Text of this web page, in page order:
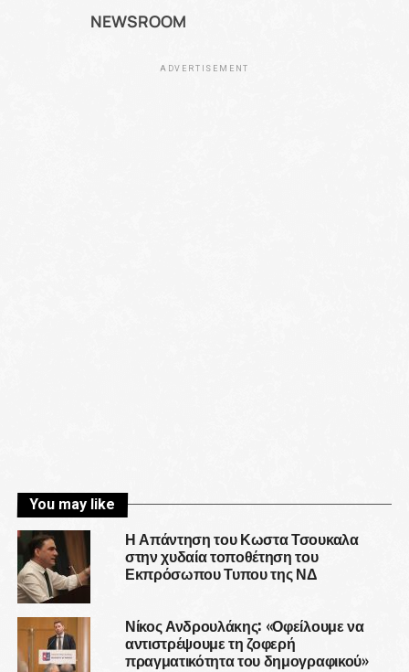
NEWSROOM
ADVERTISEMENT
You may like
Η Απάντηση του Κωστα Τσουκαλα
στην χυδαία τοποθέτηση του
Εκπρόσωπου Τυπου της ΝΔ
Νίκος Ανδρουλάκης: «Οφείλουμε να
αντιστρέψουμε τη ζοφερή
πραγματικότητα του δημογραφικού»